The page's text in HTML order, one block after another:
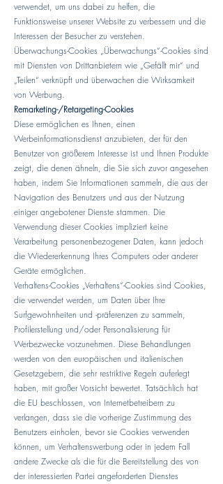
verwendet, um uns dabei zu helfen, die
Funktionsweise unserer Website zu verbessern und die
Interessen der Besucher zu verstehen.
Überwachungs-Cookies „Überwachungs“-Cookies sind
mit Diensten von Drittanbietern wie „Gefällt mir“ und
„Teilen“ verknüpft und überwachen die Wirksamkeit
von Werbung.
Remarketing-/Retargeting-Cookies
Diese ermöglichen es Ihnen, einen
Werbeinformationsdienst anzubieten, der für den
Benutzer von größerem Interesse ist und Ihnen Produkte
zeigt, die denen ähneln, die Sie sich zuvor angesehen
haben, indem Sie Informationen sammeln, die aus der
Navigation des Benutzers und aus der Nutzung
einiger angebotener Dienste stammen. Die
Verwendung dieser Cookies impliziert keine
Verarbeitung personenbezogener Daten, kann jedoch
die Wiedererkennung Ihres Computers oder anderer
Geräte ermöglichen.
Verhaltens-Cookies „Verhaltens“-Cookies sind Cookies,
die verwendet werden, um Daten über Ihre
Surfgewohnheiten und -präferenzen zu sammeln,
Profilerstellung und/oder Personalisierung für
Werbezwecke vorzunehmen. Diese Behandlungen
werden von den europäischen und italienischen
Gesetzgebern, die sehr restriktive Regeln auferlegt
haben, mit großer Vorsicht bewertet. Tatsächlich hat
die EU beschlossen, von Internetbetreibern zu
verlangen, dass sie die vorherige Zustimmung des
Benutzers einholen, bevor sie Cookies verwenden
können, um Verhaltenswerbung oder in jedem Fall
andere Zwecke als die für die Bereitstellung des von
der interessierten Partei angeforderten Dienstes